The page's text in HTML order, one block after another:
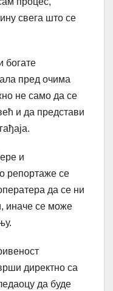
свега што се
богате
пред очима
не само да се
и да представи
и
репортаже се
да се ни
иначе се може
директно са
да буде